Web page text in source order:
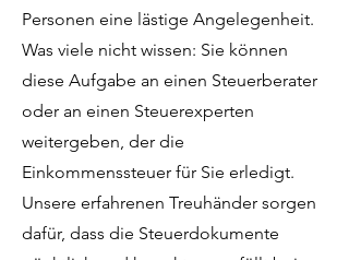
Personen eine lästige Angelegenheit.
Was viele nicht wissen: Sie können
diese Aufgabe an einen Steuerberater
oder an einen Steuerexperten
weitergeben, der die
Einkommenssteuer für Sie erledigt.
Unsere erfahrenen Treuhänder sorgen
dafür, dass die Steuerdokumente